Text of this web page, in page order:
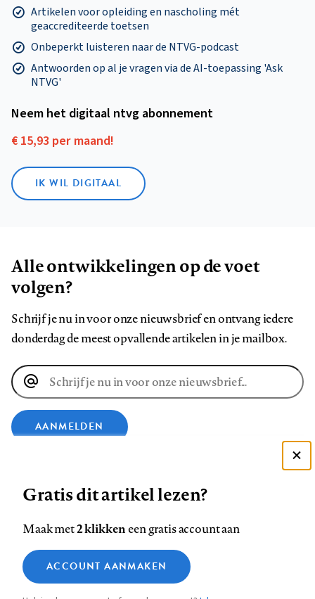
Artikelen voor opleiding en nascholing mét
geaccrediteerde toetsen
Onbeperkt luisteren naar de NTVG-podcast
Antwoorden op al je vragen via de AI-toepassing 'Ask
NTVG'
Neem het digitaal ntvg abonnement
€ 15,93 per maand!
IK WIL DIGITAAL
Alle ontwikkelingen op de voet
volgen?
Schrijf je nu in voor onze nieuwsbrief en ontvang iedere
donderdag de meest opvallende artikelen in je mailbox.
E-
mailadres
AANMELDEN
op
Facebook
op
LinkedIn
op
Bluesky
ons
op
InstagramYouTube
Footer
Contact Colofon Disclaimer Privacy
Medische vragen verdienen
betrouwbare antwoorden
Zie onze cookie policy
Analytische cookies
Gratis dit artikel lezen?
Maak met2 klikkeneen gratis account aan
ACCOUNT AANMAKEN